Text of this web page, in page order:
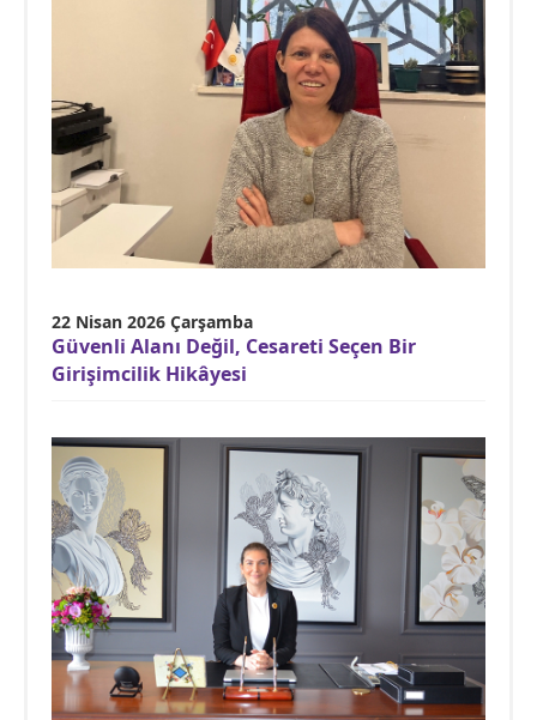
22 Nisan 2026 Çarşamba
Güvenli Alanı Değil, Cesareti Seçen Bir
Girişimcilik Hikâyesi